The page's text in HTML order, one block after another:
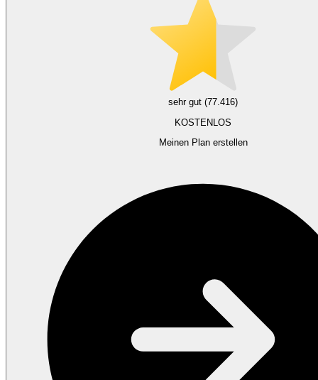
sehr gut (77.416)
KOSTENLOS
Meinen Plan erstellen